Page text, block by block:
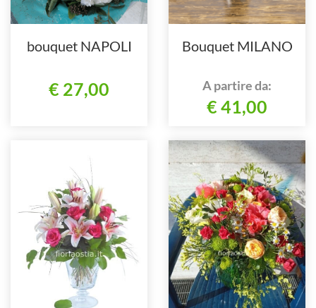
bouquet NAPOLI
€ 27,00
Bouquet MILANO
A partire da:
€ 41,00